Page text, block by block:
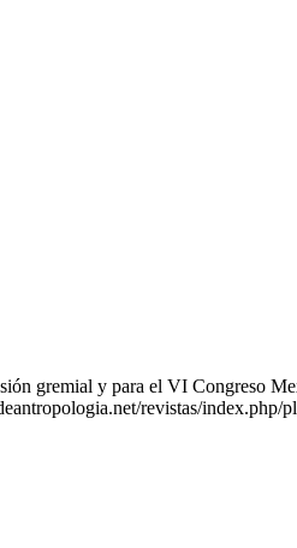
gremial y para el VI Congreso
revistas/index.php/